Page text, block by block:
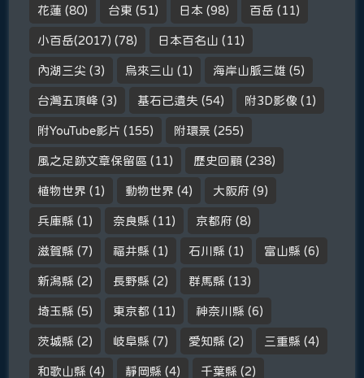
花蓮 (80) 台東 (51) 日本 (98) 百岳 (11)
小百岳(2017) (78) 日本百名山 (11)
內湖三尖 (3) 烏來三山 (1) 海岸山脈三雄 (5)
台灣五頂峰 (3) 基石已遺失 (54) 附3D影像 (1)
附YouTube影片 (155) 附環景 (255)
風之足跡文章保留區 (11) 歷史回顧 (238)
植物世界 (1) 動物世界 (4) 大阪府 (9)
兵庫縣 (1) 奈良縣 (11) 京都府 (8)
滋賀縣 (7) 福井縣 (1) 石川縣 (1) 富山縣 (6)
新潟縣 (2) 長野縣 (2) 群馬縣 (13)
埼玉縣 (5) 東京都 (11) 神奈川縣 (6)
茨城縣 (2) 岐阜縣 (7) 愛知縣 (2) 三重縣 (4)
和歌山縣 (4) 靜岡縣 (4) 千葉縣 (2)